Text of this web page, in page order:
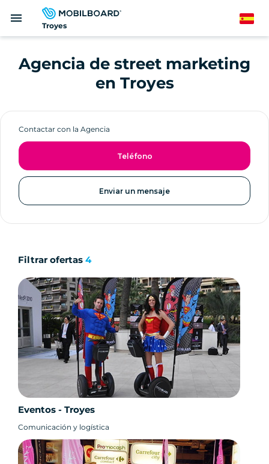
Troyes
menu Spanish
Agencia de street marketing
en Troyes
Contactar con la Agencia
Teléfono
Enviar un mensaje
Filtrar ofertas 4
Eventos - Troyes
Comunicación y logística